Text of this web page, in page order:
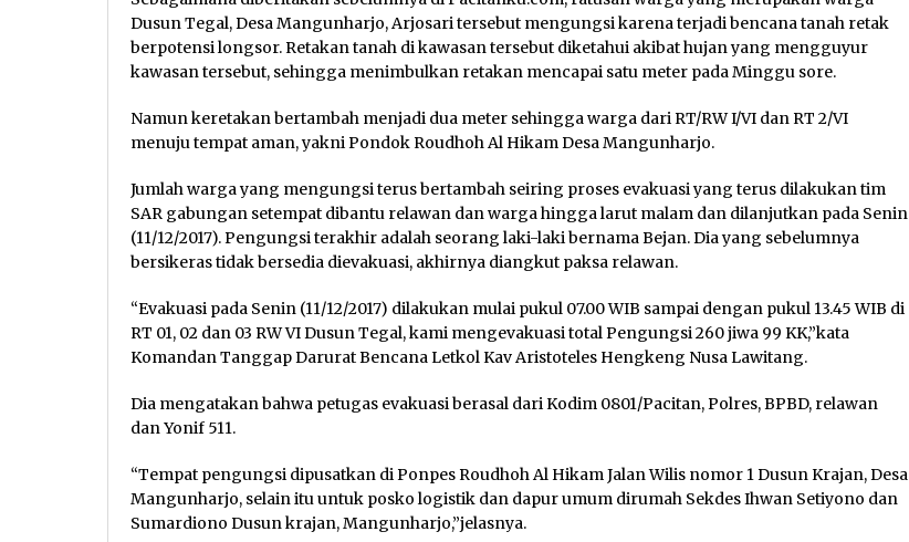
Dusun Tegal, Desa Mangunharjo, Arjosari tersebut mengungsi karena terjadi bencana tanah retak
berpotensi longsor. Retakan tanah di kawasan tersebut diketahui akibat hujan yang mengguyur
kawasan tersebut, sehingga menimbulkan retakan mencapai satu meter pada Minggu sore.
Namun keretakan bertambah menjadi dua meter sehingga warga dari RT/RW I/VI dan RT 2/VI
menuju tempat aman, yakni Pondok Roudhoh Al Hikam Desa Mangunharjo.
Jumlah warga yang mengungsi terus bertambah seiring proses evakuasi yang terus dilakukan tim
SAR gabungan setempat dibantu relawan dan warga hingga larut malam dan dilanjutkan pada Senin
(11/12/2017). Pengungsi terakhir adalah seorang laki-laki bernama Bejan. Dia yang sebelumnya
bersikeras tidak bersedia dievakuasi, akhirnya diangkut paksa relawan.
“Evakuasi pada Senin (11/12/2017) dilakukan mulai pukul 07.00 WIB sampai dengan pukul 13.45 WIB di
RT 01, 02 dan 03 RW VI Dusun Tegal, kami mengevakuasi total Pengungsi 260 jiwa 99 KK,”kata
Komandan Tanggap Darurat Bencana Letkol Kav Aristoteles Hengkeng Nusa Lawitang.
Dia mengatakan bahwa petugas evakuasi berasal dari Kodim 0801/Pacitan, Polres, BPBD, relawan
dan Yonif 511.
“Tempat pengungsi dipusatkan di Ponpes Roudhoh Al Hikam Jalan Wilis nomor 1 Dusun Krajan, Desa
Mangunharjo, selain itu untuk posko logistik dan dapur umum dirumah Sekdes Ihwan Setiyono dan
Sumardiono Dusun krajan, Mangunharjo,”jelasnya.